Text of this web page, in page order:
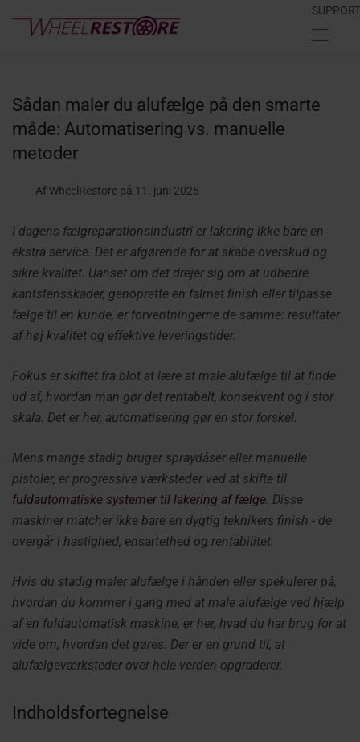
SUPPORT
Sådan maler du alufælge på den smarte
måde: Automatisering vs. manuelle
metoder
Af WheelRestore på 11. juni 2025
I dagens fælgreparationsindustri er lakering ikke bare en
ekstra service. Det erafgørende for at skabe overskud og
sikre kvalitet. Uanset om det drejer sig om at udbedre
kantstensskader, genoprette en falmet finish eller tilpasse
fælge til en kunde, er forventningerne de samme: resultater
af høj kvalitet og effektive leveringstider.
Fokus er skiftet fra blot at lære at male alufælge til at finde
ud af, hvordan man gør det rentabelt, konsekvent og i stor
skala. Det er her, automatisering gør en stor forskel.
Mens mange stadig bruger spraydåser eller manuelle
pistoler, er progressive værksteder ved at skifte til
fuldautomatiske systemer til lakering af fælge. Disse
maskiner matcher ikke bare en dygtig teknikers finish - de
overgår i hastighed, ensartethed og rentabilitet.
Hvis du stadig maler alufælge i hånden eller spekulerer på,
hvordan du kommer i gang med at male alufælge ved hjælp
af en fuldautomatisk maskine, er her, hvad du har brug for at
vide om, hvordan det gøres. Der er en grund til, at
alufælgeværksteder over hele verden opgraderer.
Indholdsfortegnelse